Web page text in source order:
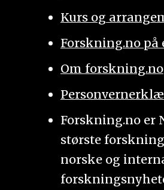
Kurs og
Forskning.no på
Om forskning.no
Forskning.no er
største
norske og